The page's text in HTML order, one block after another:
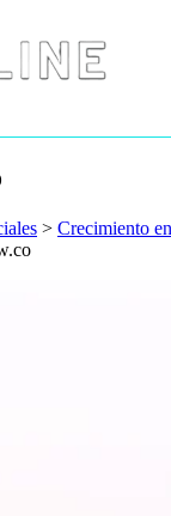
> Crecimiento en